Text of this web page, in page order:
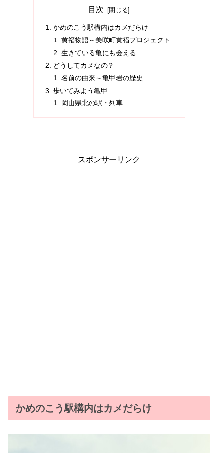
目次
かめのこう駅構内はカメだらけ
黄福物語～美咲町黄福プロジェクト
生きている亀にも会える
どうしてカメなの？
名前の由来～亀甲岩の歴史
歩いてみよう亀甲
岡山県北の駅・列車
スポンサーリンク
かめのこう駅構内はカメだらけ